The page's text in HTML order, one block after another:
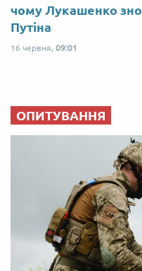
чому Лукашенко
Путіна
16 червня, 09:01
ОПИТУВАННЯ